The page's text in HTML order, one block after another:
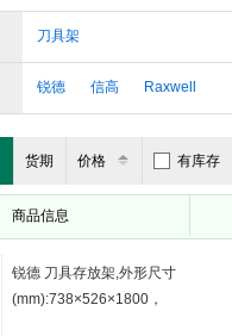
刀具架
锐德 信高 Raxwell
货期 价格 有库存
商品信息
锐德 刀具存放架,外形尺寸
(mm):738×526×1800，